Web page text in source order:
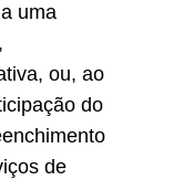
uma
ou, ao
do
de